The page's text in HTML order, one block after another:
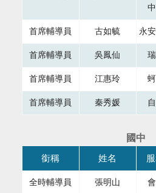
首席輔導員 古如毓 永
首席輔導員 吳鳳仙
首席輔導員 江惠玲
首席輔導員 秦秀媛
國中
本表格為組織成員，共有四個
銜稱 姓名
全時輔導員 張明山